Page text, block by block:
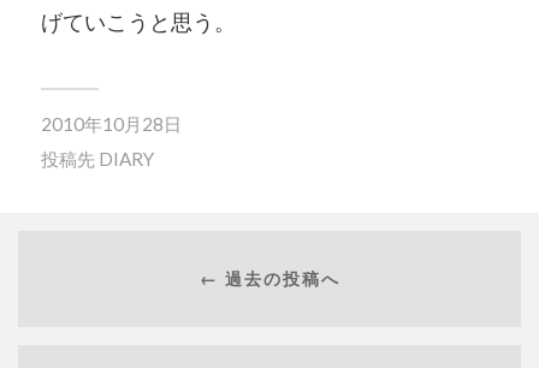
げていこうと思う。
2010年10月28日
投稿先 DIARY
← 過去の投稿へ